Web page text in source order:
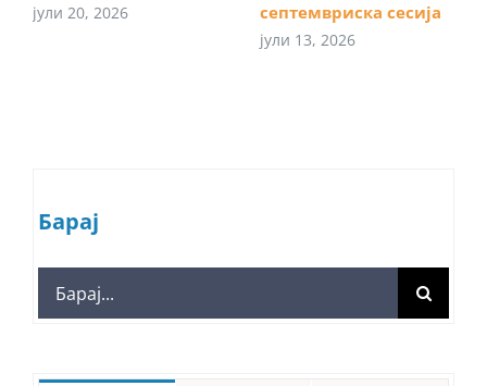
јули 20, 2026
септемвриска сесија
јули 13, 2026
Барај
Search
for: